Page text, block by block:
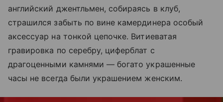
английский джентльмен, собираясь в клуб,
страшился забыть по вине камердинера особый
аксессуар на тонкой цепочке. Витиеватая
гравировка по серебру, циферблат с
драгоценными камнями — богато украшенные
часы не всегда были украшением женским.